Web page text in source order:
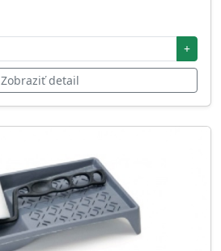
+
Zobraziť detail